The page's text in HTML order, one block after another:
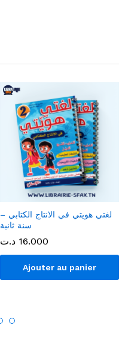
لغتي هويتي في الانتاج الكتابي –
سنة ثانية
16.000 د.ت
Ajouter au panier